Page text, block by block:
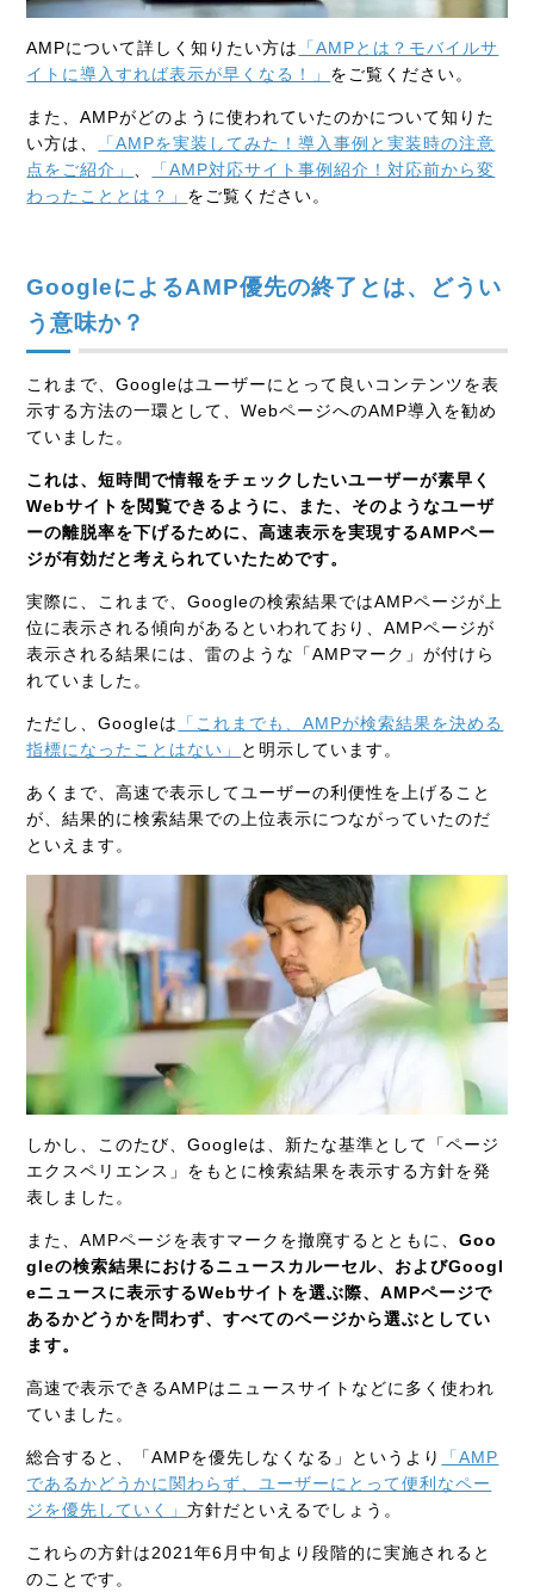
AMPについて詳しく知りたい方は
「AMPとは？モバイルサ
イトに導入すれば表示が早くなる！」 をご覧ください。
また、AMPがどのように使われていたのかについて知りた
い方は、
「AMPを実装してみた！導入事例と実装時の注意
点をご紹介」
「AMP対応サイト事例紹介！対応前から変
わったこととは？」 をご覧ください。
GoogleによるAMP優先の終了とは、どうい
う意味か？
これまで、Googleはユーザーにとって良いコンテンツを表
示する方法の一環として、WebページへのAMP導入を勧め
ていました。
これは、短時間で情報をチェックしたいユーザーが素早く
Webサイトを閲覧できるように、また、そのようなユーザ
ーの離脱率を下げるために、高速表示を実現するAMPペー
ジが有効だと考えられていたためです。
実際に、これまで、Googleの検索結果ではAMPページが上
位に表示される傾向があるといわれており、AMPページが
表示される結果には、雷のような「AMPマーク」が付けら
れていました。
ただし、Googleは
「これまでも、AMPが検索結果を決める
指標になったことはない」
と明示しています。
あくまで、高速で表示してユーザーの利便性を上げること
が、結果的に検索結果での上位表示につながっていたのだ
といえます。
しかし、このたび、Googleは、新たな基準として「ページ
エクスペリエンス」をもとに検索結果を表示する方針を発
表しました。
また、AMPページを表すマークを撤廃するとともに、Goo
gleの検索結果におけるニュースカルーセル、およびGoogl
eニュースに表示するWebサイトを選ぶ際、AMPページで
あるかどうかを問わず、すべてのページから選ぶとしてい
ます。
高速で表示できるAMPはニュースサイトなどに多く使われ
ていました。
総合すると、「AMPを優先しなくなる」というより
「AMP
であるかどうかに関わらず、ユーザーにとって便利なペー
ジを優先していく」方針だといえるでしょう。
これらの方針は2021年6月中旬より段階的に実施されると
のことです。